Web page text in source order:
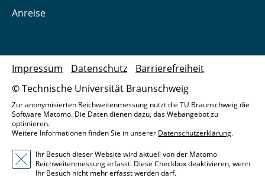
Anreise
© Technische Universität Braunschweig
Impressum Datenschutz Barrierefreiheit
Zur anonymisierten Reichweitenmessung nutzt die TU Braunschweig die
Software Matomo. Die Daten dienen dazu, das Webangebot zu
optimieren.
Weitere Informationen finden Sie in unserer Datenschutzerklärung.
Ihr Besuch dieser Website wird aktuell von der Matomo
Reichweitenmessung erfasst. Diese Checkbox deaktivieren, wenn
Ihr Besuch nicht mehr erfasst werden darf.